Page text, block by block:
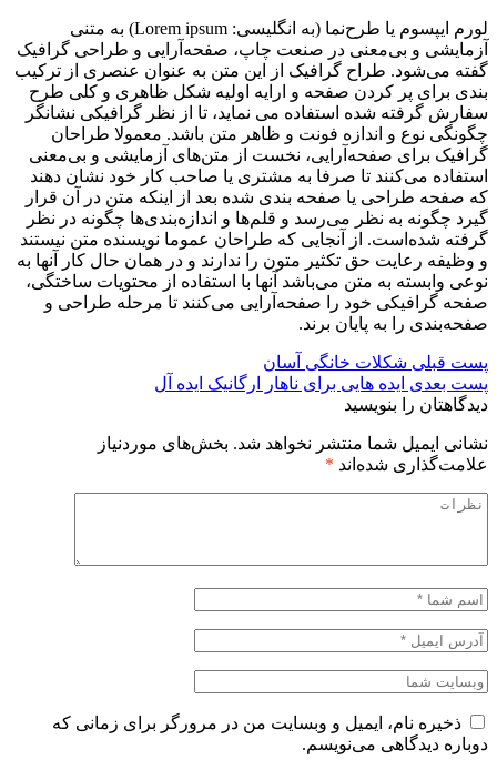
لورم ایپسوم یا طرح‌نما (به انگلیسی: Lorem ipsum) به متنی
آزمایشی و بی‌معنی در صنعت چاپ، صفحه‌آرایی و طراحی گرافیک
گفته می‌شود. طراح گرافیک از این متن به عنوان عنصری از ترکیب
بندی برای پر کردن صفحه و ارایه اولیه شکل ظاهری و کلی طرح
سفارش گرفته شده استفاده می نماید، تا از نظر گرافیکی نشانگر
چگونگی نوع و اندازه فونت و ظاهر متن باشد. معمولا طراحان
گرافیک برای صفحه‌آرایی، نخست از متن‌های آزمایشی و بی‌معنی
استفاده می‌کنند تا صرفا به مشتری یا صاحب کار خود نشان دهند
که صفحه طراحی یا صفحه بندی شده بعد از اینکه متن در آن قرار
گیرد چگونه به نظر می‌رسد و قلم‌ها و اندازه‌بندی‌ها چگونه در نظر
گرفته شده‌است. از آنجایی که طراحان عموما نویسنده متن نیستند
و وظیفه رعایت حق تکثیر متون را ندارند و در همان حال کار آنها به
نوعی وابسته به متن می‌باشد آنها با استفاده از محتویات ساختگی،
صفحه گرافیکی خود را صفحه‌آرایی می‌کنند تا مرحله طراحی و
صفحه‌بندی را به پایان برند.
پست قبلی شکلات خانگی آسان
پست بعدی ایده هایی برای ناهار ارگانیک ایده آل
دیدگاهتان را بنویسید
نشانی ایمیل شما منتشر نخواهد شد. بخش‌های موردنیاز
علامت‌گذاری شده‌اند *
ذخیره نام، ایمیل و وبسایت من در مرورگر برای زمانی که
دوباره دیدگاهی می‌نویسم.